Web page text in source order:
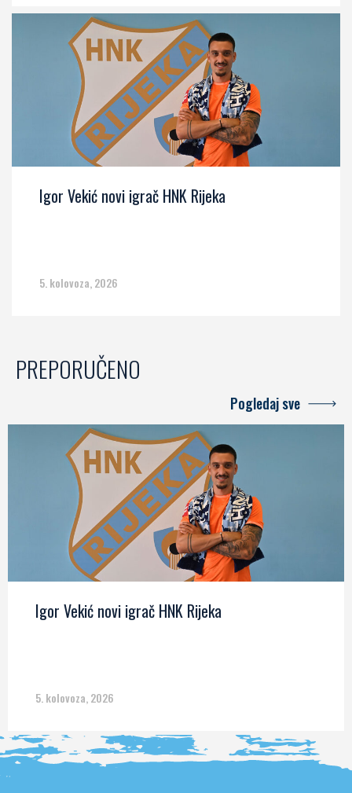
Igor Vekić novi igrač HNK Rijeka
5. kolovoza, 2026
PREPORUČENO
Pogledaj sve
Igor Vekić novi igrač HNK Rijeka
5. kolovoza, 2026